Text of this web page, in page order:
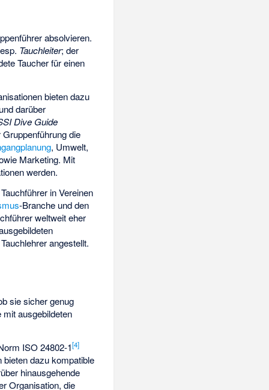
absolvieren.
Tauchleiter; der
Taucher für einen
bieten dazu
darüber
Dive Guide
die
, Umwelt,
Marketing. Mit
werden.
in Vereinen
-Branche und den
weltweit eher
angestellt.
sie sicher genug
mit ausgebildeten
ISO 24802-1[4]
bieten dazu kompatible
hinausgehende
Organisation, die